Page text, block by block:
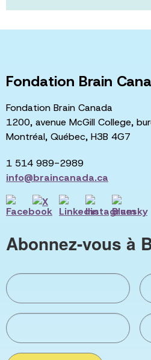
Fondation Brain
Fondation Brain Canada
1200, avenue McGill College,
Montréal, Québec, H3B 4G7
1 514 989-2989
info@braincanada.ca
Abonnez-vous à